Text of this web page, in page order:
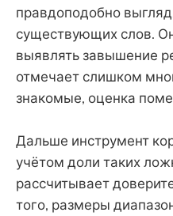
правдоподобно
существующих слов.
выявлять завышение
отмечает слишком
знакомые, оценка
Дальше инструмент
учётом доли таких
рассчитывает
того, размеры